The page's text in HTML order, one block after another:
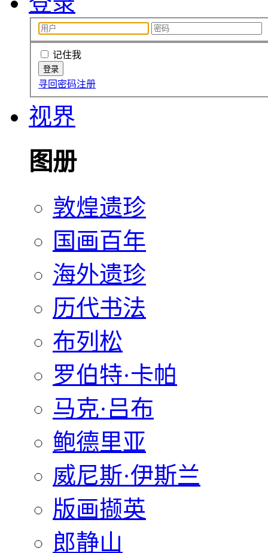
记住我
寻回密码注册
视界
图册
敦煌遗珍
国画百年
海外遗珍
历代书法
布列松
罗伯特·卡帕
马克·吕布
鲍德里亚
威尼斯·伊斯兰
版画撷英
郎静山